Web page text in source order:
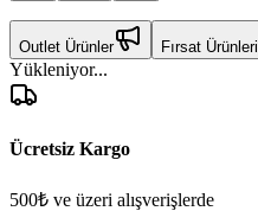
Outlet Ürünler Fırsat Ürünleri
Yükleniyor...
Ücretsiz Kargo
500₺ ve üzeri alışverişlerde